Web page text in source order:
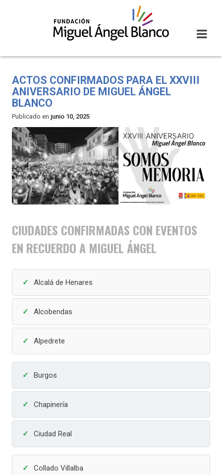
ACTOS CONFIRMADOS PARA EL XXVIII
ANIVERSARIO DE MIGUEL ÁNGEL
BLANCO
Publicado en junio 10, 2025
CIUDADES CONFIRMADAS CON EVENTOS
EN RECUERDO A MIGUEL ÁNGEL
Alcalá de Henares
Alcobendas
Alpedrete
Burgos
Chapinería
Ciudad Real
Collado Villalba